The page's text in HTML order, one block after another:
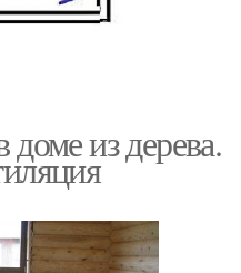
из дерева.